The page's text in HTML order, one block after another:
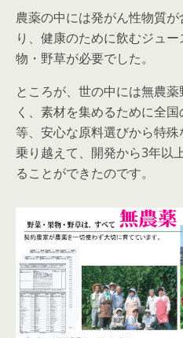
農薬の中には発がん性物質
り、健康のために飲むジュ
物・野草が必要でした。
ところが、世の中には無農
く、素材を集めるために全
等、安心な原料選びから特
乗り越えて、開発から3年以
ることができたのです。